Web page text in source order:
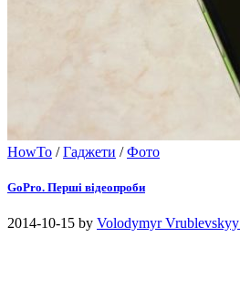
HowTo /Гаджети /Фото
GoPro. Перші відеопроби
2014-10-15 by Volodymyr Vrublevskyy